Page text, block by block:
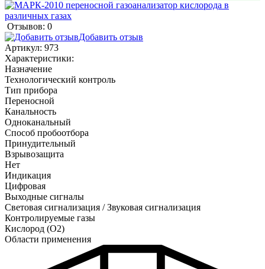
Отзывов: 0
Добавить отзыв
Артикул: 973
Характеристики:
Назначение
Технологический контроль
Тип прибора
Переносной
Канальность
Одноканальный
Способ пробоотбора
Принудительный
Взрывозащита
Нет
Индикация
Цифровая
Выходные сигналы
Световая сигнализация / Звуковая сигнализация
Контролируемые газы
Кислород (O2)
Области применения